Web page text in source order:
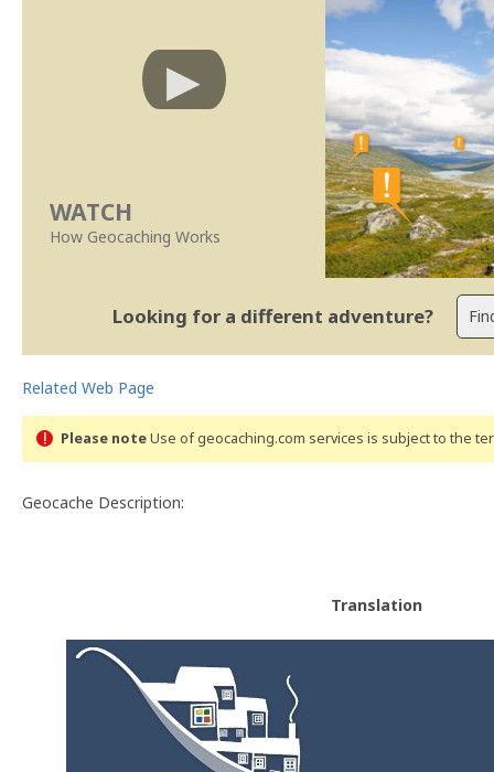
WATCH
How Geocaching Works
Looking for a different adventure?
Related Web Page
Please noteUse of geocaching.com services is subject to the
Geocache Description:
Translation